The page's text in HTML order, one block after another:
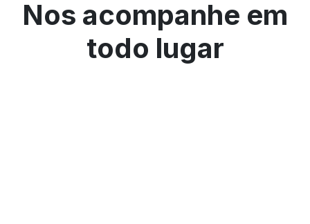
Nos acompanhe em
todo lugar